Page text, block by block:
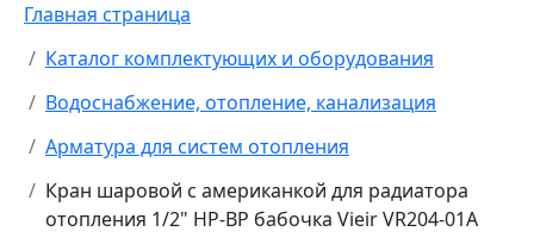
Главная страница
Каталог комплектующих и оборудования
Водоснабжение, отопление, канализация
Арматура для систем отопления
Кран шаровой с американкой для радиатора
отопления 1/2" НР-ВР бабочка Vieir VR204-01A